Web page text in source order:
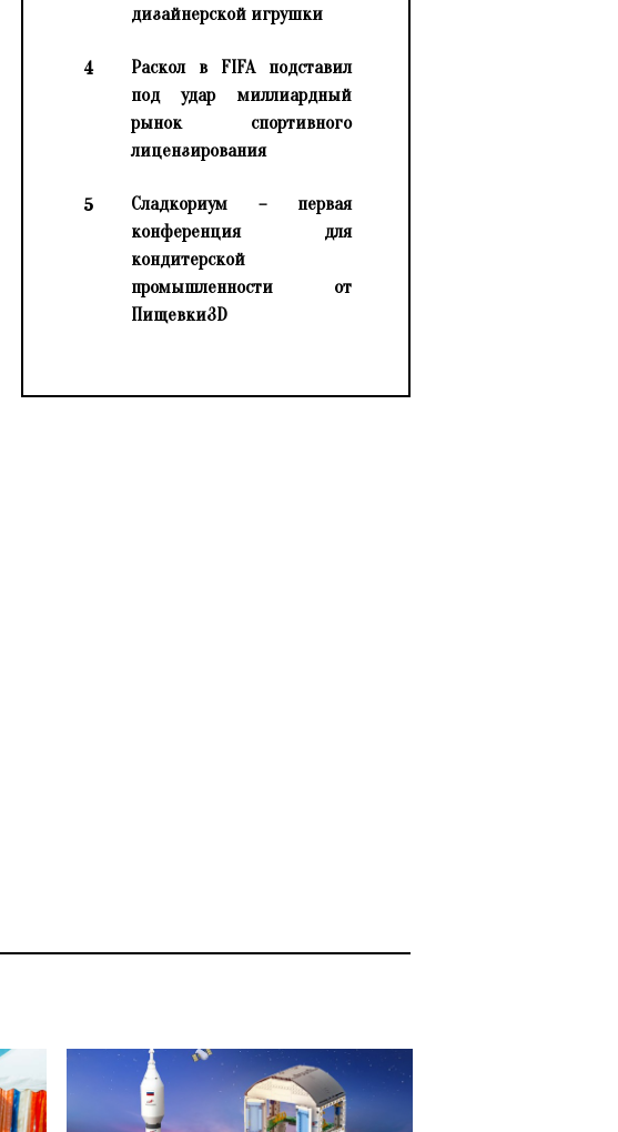
дизайнерской игрушки
4
Раскол в FIFA подставил
под удар миллиардный
рынок спортивного
лицензирования
5
Сладкориум – первая
конференция для
кондитерской
промышленности от
Пищевки3D